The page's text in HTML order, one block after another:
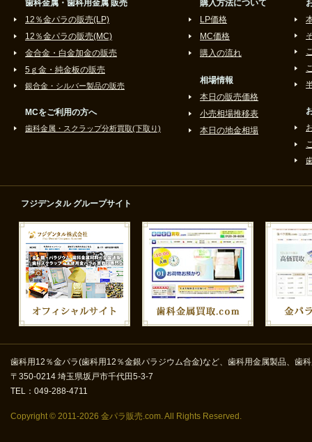
歯科金属・歯科用金属 販売
12％金パラの販売(LP)
12％金パラの販売(MC)
金合金・白金加金の販売
5ｇ金・純金板の販売
銀合金・シルバー製品の販売
MCをご利用の方へ
歯科金属・スクラップ分析買取(下取り)
購入方法について
LP価格
MC価格
購入の流れ
相場情報
本日の販売価格
小売相場推移表
本日の地金相場
フジデンタル グループサイト
歯科用12％金パラ(歯科用12％金銀パラジウム合金)など、歯科用金属製品、歯
〒350-0214 埼玉県坂戸市千代田5-3-7
TEL：049-288-4711
Copyright © 2011-2026 金パラ販売.com. All Rights Reserved.